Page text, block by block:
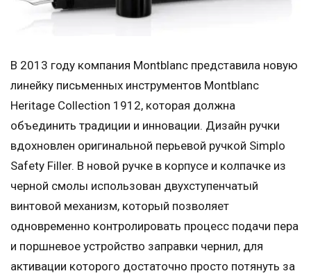
В 2013 году компания Montblanc представила новую
линейку письменных инструментов Montblanc
Heritage Collection 1912, которая должна
объединить традиции и инновации. Дизайн ручки
вдохновлен оригинальной перьевой ручкой Simplo
Safety Filler. В новой ручке в корпусе и колпачке из
черной смолы использован двухступенчатый
винтовой механизм, который позволяет
одновременно контролировать процесс подачи пера
и поршневое устройство заправки чернил, для
активации которого достаточно просто потянуть за